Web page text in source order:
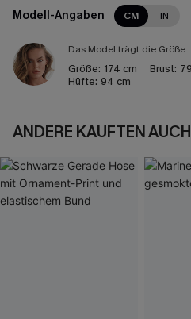
Modell-Angaben CM IN
Das Model trägt die Größe:
Größe: 174 cm Brust:
Hüfte: 94 cm
ANDERE KAUFTEN AUCH